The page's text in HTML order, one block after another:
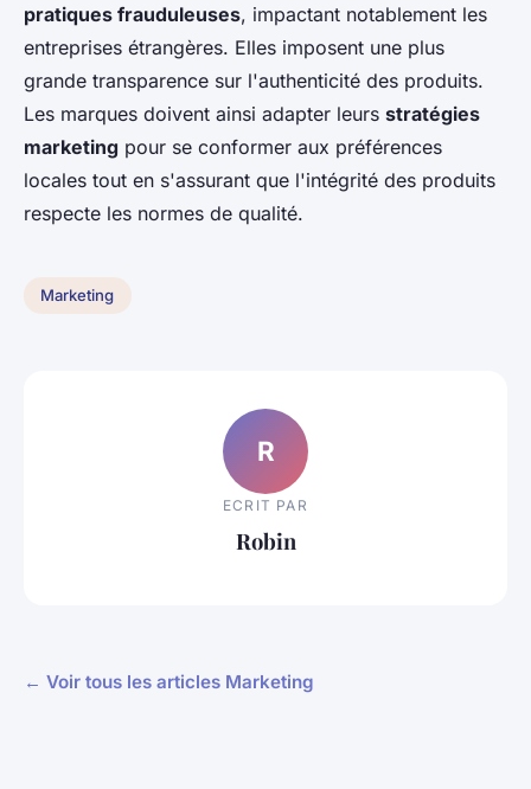
pratiques frauduleuses, impactant notablement les
entreprises étrangères. Elles imposent une plus
grande transparence sur l'authenticité des produits.
Les marques doivent ainsi adapter leurs stratégies
marketing pour se conformer aux préférences
locales tout en s'assurant que l'intégrité des produits
respecte les normes de qualité.
Marketing
R
ECRIT PAR
Robin
← Voir tous les articles Marketing